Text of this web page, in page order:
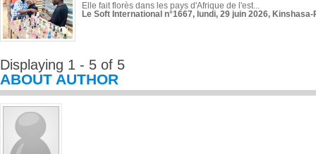
Elle fait florès dans les pays d'Afrique de l'est...
Le Soft International n°1667, lundi, 29 juin 2026,
Displaying 1 - 5 of 5
ABOUT AUTHOR